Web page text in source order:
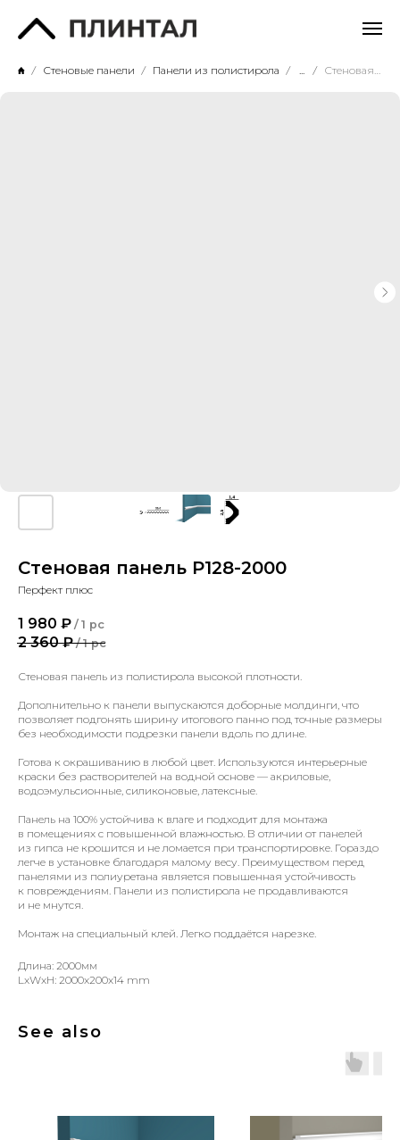
Стеновые панели Панели из полистирола ... Стеновая панель P128-2000
Стеновая панель P128-2000
Перфект плюс
1 980 ₽ / 1 pc
2 360 ₽ / 1 pc
Стеновая панель из полистирола высокой плотности.
Дополнительно к панели выпускаются доборные молдинги, что
позволяет подгонять ширину итогового панно под точные размеры
без необходимости подрезки панели вдоль по длине.
Готова к окрашиванию в любой цвет. Используются интерьерные
краски без растворителей на водной основе — акриловые,
водоэмульсионные, силиконовые, латексные.
Панель на 100% устойчива к влаге и подходит для монтажа
в помещениях с повышенной влажностью. В отличии от панелей
из гипса не крошится и не ломается при транспортировке. Гораздо
легче в установке благодаря малому весу. Преимуществом перед
панелями из полиуретана является повышенная устойчивость
к повреждениям. Панели из полистирола не продавливаются
и не мнутся.
Монтаж на специальный клей. Легко поддаётся нарезке.
Длина: 2000мм
LxWxH: 2000x200x14 mm
See also